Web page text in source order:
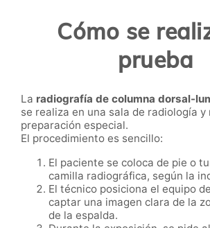
Cómo se
prueba
La radiografía de columna dorsal-
se realiza en una sala de radiología y
preparación especial.
El procedimiento es sencillo:
El paciente se coloca de pie o
camilla radiográfica, según la
El técnico posiciona el equipo
captar una imagen clara de la
de la espalda.